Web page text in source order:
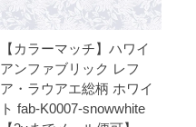
【カラーマッチ】ハワイ
アンファブリック レフ
ア・ラウアエ総柄 ホワイ
ト fab-K0007-snowwhite